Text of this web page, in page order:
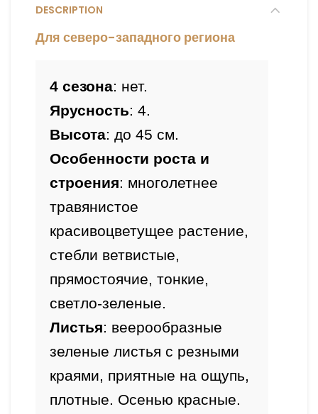
DESCRIPTION
Для северо-западного региона
4 сезона: нет.
Ярусность: 4.
Высота
Особенности роста и
строения: многолетнее
травянистое
красивоцветущее растение,
стебли ветвистые,
прямостоячие, тонкие,
светло-зеленые.
Листья: веерообразные
зеленые листья с резными
краями, приятные на ощупь,